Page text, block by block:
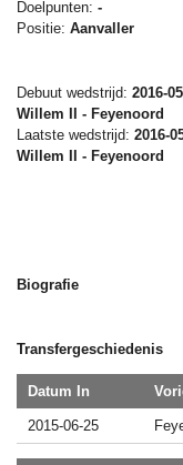
Doelpunten: -
Positie: Aanvaller
Debuut wedstrijd: 2016-
Willem II - Feyenoord
Laatste wedstrijd: 2016-
Willem II - Feyenoord
Biografie
Transfergeschiedenis
Datum In
2015-06-25